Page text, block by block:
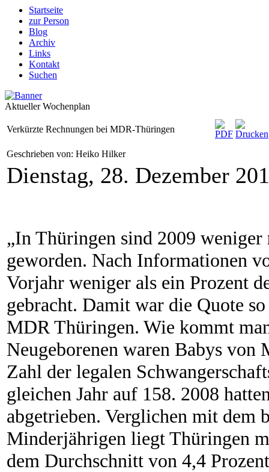
Startseite
zur Person
Blog
Archiv
Links
Kontakt
Suchen
Aktueller Wochenplan
Verkürzte Rechnungen bei MDR-Thüringen
Geschrieben von: Heiko Hilker
Dienstag, 28. Dezember
„In Thüringen sind 2009 weniger
geworden. Nach Informationen
Vorjahr weniger als ein Prozent
gebracht. Damit war die Quote
MDR Thüringen. Wie kommt
Neugeborenen waren Babys
Zahl der legalen
gleichen Jahr auf 158. 2008
abgetrieben. Verglichen mit dem
Minderjährigen liegt Thüringen
dem Durchschnitt von 4,4